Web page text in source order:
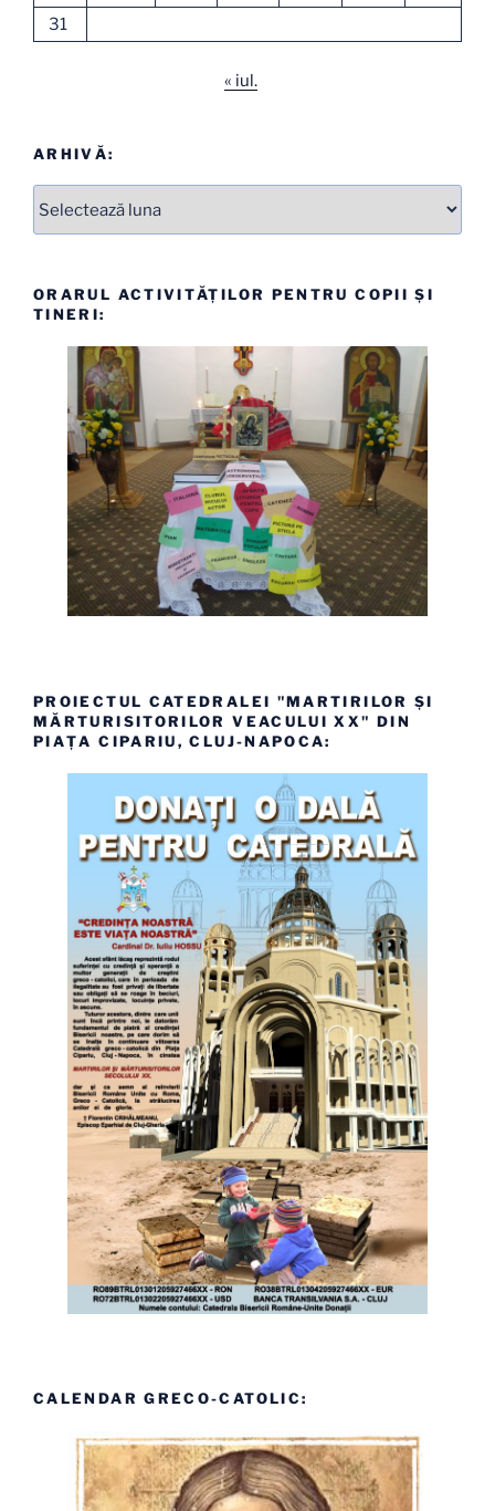
31
« iul.
ARHIVĂ:
ORARUL ACTIVITĂȚILOR PENTRU COPII ȘI
TINERI:
PROIECTUL CATEDRALEI "MARTIRILOR ȘI
MĂRTURISITORILOR VEACULUI XX" DIN
PIAȚA CIPARIU, CLUJ-NAPOCA:
CALENDAR GRECO-CATOLIC: